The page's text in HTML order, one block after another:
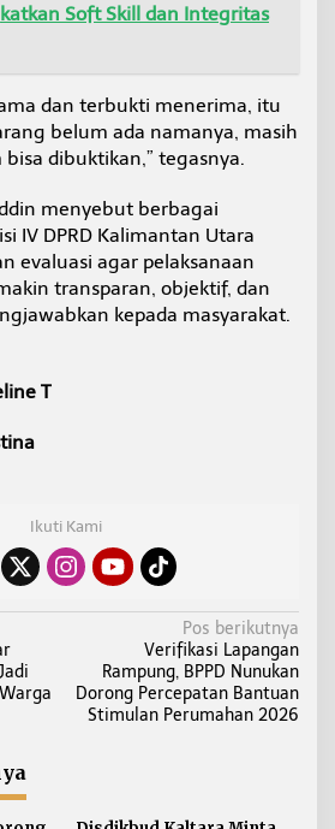
Soft Skill dan Integritas
dan terbukti menerima, itu
belum ada namanya, masih
dibuktikan,” tegasnya.
menyebut berbagai
IV DPRD Kalimantan Utara
evaluasi agar pelaksanaan
transparan, objektif, dan
kepada masyarakat.
T
Ikuti Kami
Pos berikutnya
Verifikasi Lapangan
Rampung, BPPD Nunukan
Dorong Percepatan Bantuan
Stimulan Perumahan 2026